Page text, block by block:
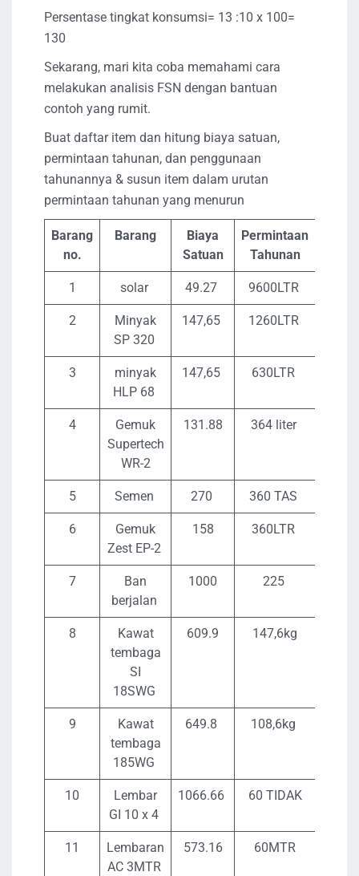
Persentase tingkat konsumsi= 13 :10 x 100=
130
Sekarang, mari kita coba memahami cara
melakukan analisis FSN dengan bantuan
contoh yang rumit.
Buat daftar item dan hitung biaya satuan,
permintaan tahunan, dan penggunaan
tahunannya & susun item dalam urutan
permintaan tahunan yang menurun
Barang
no.
Barang
Biaya
Satuan
Permintaan
Tahunan
1 solar 49.27 9600LTR
2
Minyak
SP 320
147,65 1260LTR
3
minyak
HLP 68
147,65 630LTR
4
Gemuk
Supertech
WR-2
131.88 364 liter
5 Semen 270 360 TAS
6
Gemuk
Zest EP-2
158 360LTR
7
Ban
berjalan
1000 225
8
Kawat
tembaga
SI
18SWG
609.9 147,6kg
9
Kawat
tembaga
185WG
649.8 108,6kg
10
Lembar
GI 10 x 4
1066.66 60 TIDAK
11
Lembaran
AC 3MTR
573.16 60MTR